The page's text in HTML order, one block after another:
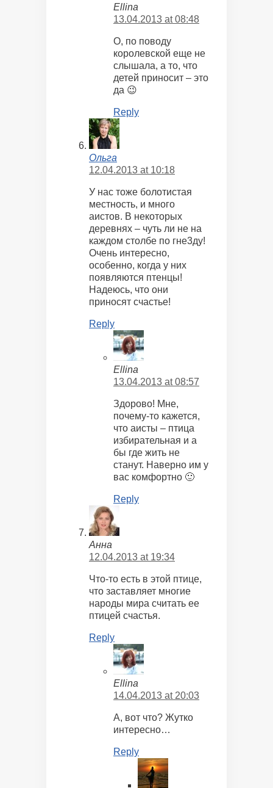
Ellina
13.04.2013 at 08:48
О, по поводу
королевской еще не
слышала, а то, что
детей приносит – это
да 😉
Reply
Ольга
12.04.2013 at 10:18
У нас тоже болотистая
местность, и много
аистов. В некоторых
деревнях – чуть ли не на
каждом столбе по гне3ду!
Очень интересно,
особенно, когда у них
появляются птенцы!
Надеюсь, что они
приносят счастье!
Reply
Ellina
13.04.2013 at 08:57
Здорово! Мне,
почему-то кажется,
что аисты – птица
избирательная и а
бы где жить не
станут. Наверно им у
вас комфортно 🙂
Reply
Анна
12.04.2013 at 19:34
Что-то есть в этой птице,
что заставляет многие
народы мира считать ее
птицей счастья.
Reply
Ellina
14.04.2013 at 20:03
А, вот что? Жутко
интересно…
Reply